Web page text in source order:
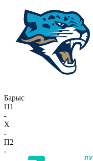
Барыс
П1
-
X
-
П2
-